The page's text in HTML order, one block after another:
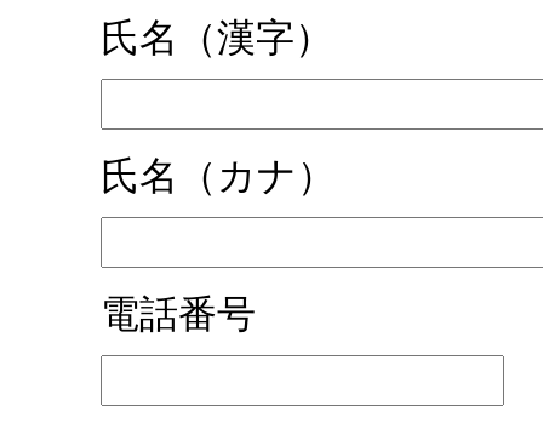
氏名（漢字）
氏名（カナ）
電話番号